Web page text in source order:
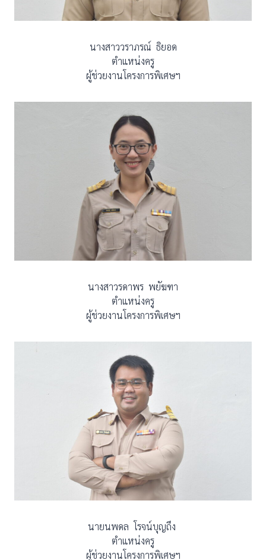
นางสาววราภรณ์ ธิยอด
ตำแหน่งครู
ผู้ช่วยงานโครงการพิเศษฯ
นางสาวรดาพร พยัฆฑา
ตำแหน่งครู
ผู้ช่วยงานโครงการพิเศษฯ
นายนพดล โรจน์บุญถึง
ตำแหน่งครู
ผู้ช่วยงานโครงการพิเศษฯ